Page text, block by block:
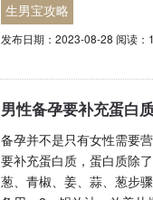
生男宝攻略
发布日期：2023-08-28 阅读：
男性备孕要补充蛋白
备孕并不是只有女性需要
要补充蛋白质，蛋白质除
葱、青椒、姜、蒜、葱步